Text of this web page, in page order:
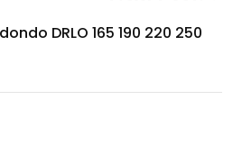
DRLO 165 190 220 250